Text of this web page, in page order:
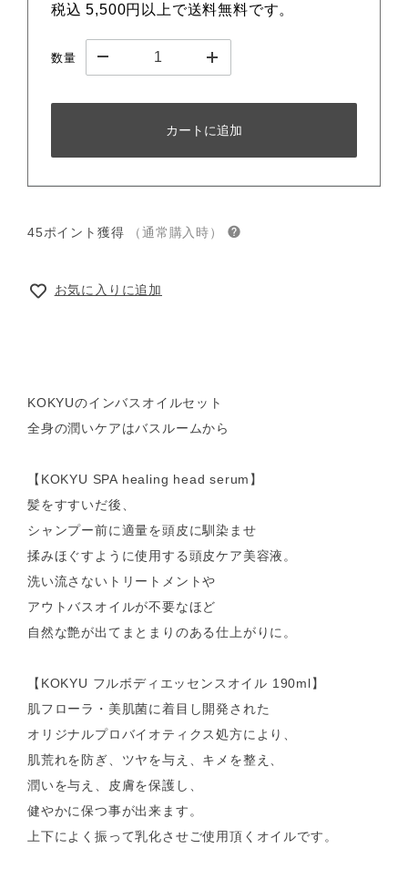
税込 5,500円以上で送料無料です。
数量
カートに追加
45ポイント獲得 （通常購入時）
お気に入りに追加
KOKYUのインバスオイルセット
全身の潤いケアはバスルームから
【KOKYU SPA healing head serum】
髪をすすいだ後、
シャンプー前に適量を頭皮に馴染ませ
揉みほぐすように使用する頭皮ケア美容液。
洗い流さないトリートメントや
アウトバスオイルが不要なほど
自然な艶が出てまとまりのある仕上がりに。
【KOKYU フルボディエッセンスオイル 190ml】
肌フローラ・美肌菌に着目し開発された
オリジナルプロバイオティクス処方により、
肌荒れを防ぎ、ツヤを与え、キメを整え、
潤いを与え、皮膚を保護し、
健やかに保つ事が出来ます。
上下によく振って乳化させご使用頂くオイルです。